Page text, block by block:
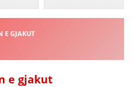
E GJAKUT
e gjakut